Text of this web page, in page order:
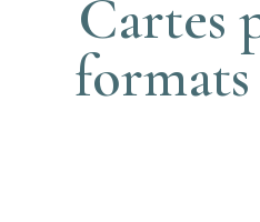
Cartes
formats